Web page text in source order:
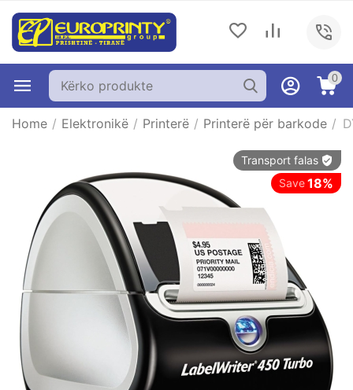
0
Home / Elektronikë / Printerë / Printerë për barkode /
Transport falas
Save18%